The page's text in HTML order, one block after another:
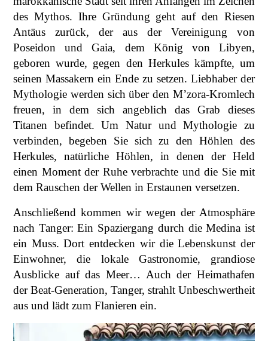
des Mythos. Ihre Gründung geht auf den Riesen
Antäus zurück, der aus der Vereinigung von
Poseidon und Gaia, dem König von Libyen,
geboren wurde, gegen den Herkules kämpfte, um
seinen Massakern ein Ende zu setzen. Liebhaber der
Mythologie werden sich über den M’zora-Kromlech
freuen, in dem sich angeblich das Grab dieses
Titanen befindet. Um Natur und Mythologie zu
verbinden, begeben Sie sich zu den Höhlen des
Herkules, natürliche Höhlen, in denen der Held
einen Moment der Ruhe verbrachte und die Sie mit
dem Rauschen der Wellen in Erstaunen versetzen.
Anschließend kommen wir wegen der Atmosphäre
nach Tanger: Ein Spaziergang durch die Medina ist
ein Muss. Dort entdecken wir die Lebenskunst der
Einwohner, die lokale Gastronomie, grandiose
Ausblicke auf das Meer… Auch der Heimathafen
der Beat-Generation, Tanger, strahlt Unbeschwertheit
aus und lädt zum Flanieren ein.